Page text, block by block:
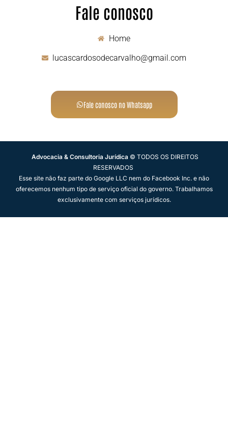
Fale conosco
Home
lucascardosodecarvalho@gmail.com
Fale conosco no Whatsapp
Advocacia & Consultoria Jurídica © TODOS OS DIREITOS
RESERVADOS
Esse site não faz parte do Google LLC nem do Facebook Inc. e não
oferecemos nenhum tipo de serviço oficial do governo. Trabalhamos
exclusivamente com serviços jurídicos.